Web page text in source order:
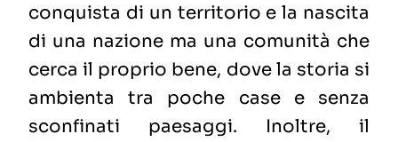
conquista di un territorio e la nascita
di una nazione ma una comunità che
cerca il proprio bene, dove la storia si
ambienta tra poche case e senza
sconfinati paesaggi. Inoltre, il